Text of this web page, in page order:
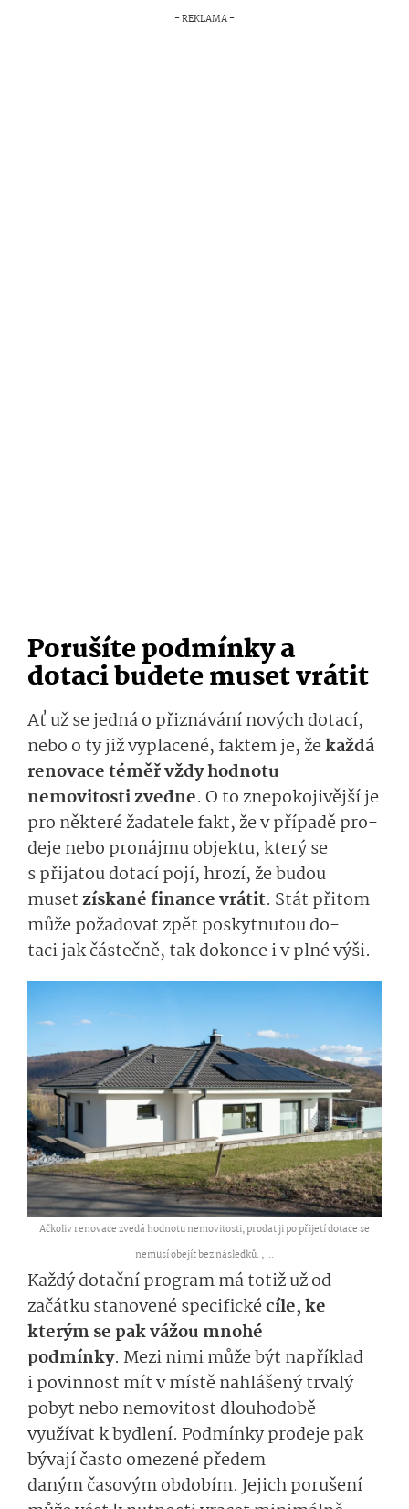
Porušíte podmínkya
dotacibudete muset vrátit
Ať už sejedná o přiznávání novýchdotací,
nebo o ty již vyplacené, faktem je, žekaždá
renovacetéměř vždyhodnotu
nemovitostizved­ne. O to znepokojivější je
pro některé žadatele fakt, že v případěpro­
dejenebo pronájmuobjektu, kterýse
s přijatou dotací pojí, hrozí, že budou
musetzískanéfi­nance vrátit. Stát přitom
může požadovat zpět poskytnutoudo­
tacijakčásteč­ně, tak dokoncei vplnév­ýši.
Ačkoliv renovace zvedá hodnotu nemovitosti, prodat ji po přijetí dotace se
nemusí obejít bez následků. ,...
Každý dotační program mátotiž už od
začátku stanovenéspe­cifickécíle, ke
kterým sepakvážou mnohé
podmínky. Mezini­mimůže být například
i povinnost mítv místě nahlášenýtrvalý
pobyt nebo nemovitos­t dlouhodobě
využívat kby­dlení. Podmínky prodejepak
bývají často omezené předem
danýmčasovým obdobím. Jejich porušení